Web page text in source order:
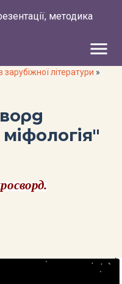
методика
menu
зарубіжної літератури »